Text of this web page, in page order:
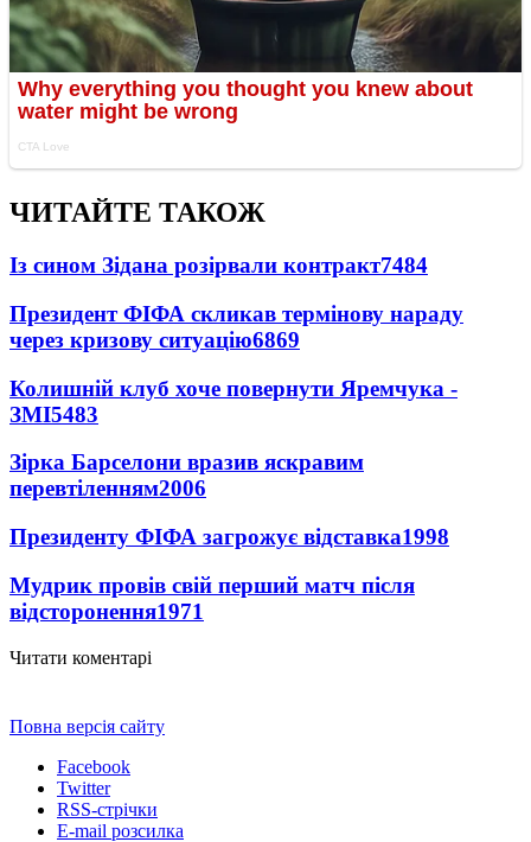
ЧИТАЙТЕ ТАКОЖ
Із сином Зідана розірвали контракт7484
Президент ФІФА скликав термінову нараду
через кризову ситуацію6869
Колишній клуб хоче повернути Яремчука -
ЗМІ5483
Зірка Барселони вразив яскравим
перевтіленням2006
Президенту ФІФА загрожує відставка1998
Мудрик провів свій перший матч після
відсторонення1971
Читати коментарі
Повна версія сайту
Facebook
Twitter
RSS-стрічки
E-mail розсилка